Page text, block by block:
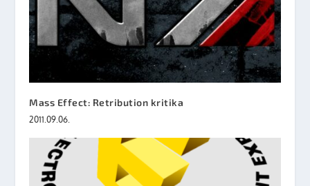
Mass Effect: Retribution kritika
2011.09.06.